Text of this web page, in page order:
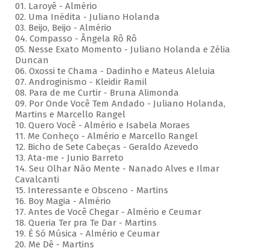
01. Laroyê - Almério
02. Uma Inédita - Juliano Holanda
03. Beijo, Beijo - Almério
04. Compasso - Ângela Rô Rô
05. Nesse Exato Momento - Juliano Holanda e Zélia
Duncan
06. Oxossi te Chama - Dadinho e Mateus Aleluia
07. Androginismo - Kleidir Ramil
08. Para de me Curtir - Bruna Alimonda
09. Por Onde Você Tem Andado - Juliano Holanda,
Martins e Marcello Rangel
10. Quero Você - Almério e Isabela Moraes
11. Me Conheço - Almério e Marcello Rangel
12. Bicho de Sete Cabeças - Geraldo Azevedo
13. Ata-me - Junio Barreto
14. Seu Olhar Não Mente - Nanado Alves e Ilmar
Cavalcanti
15. Interessante e Obsceno - Martins
16. Boy Magia - Almério
17. Antes de Você Chegar - Almério e Ceumar
18. Queria Ter pra Te Dar - Martins
19. É Só Música - Almério e Ceumar
20. Me Dê - Martins